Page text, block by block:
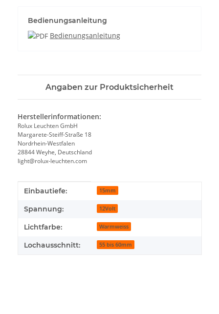
Bedienungsanleitung
Bedienungsanleitung
Angaben zur Produktsicherheit
Herstellerinformationen:
Rolux Leuchten GmbH
Margarete-Steiff-Straße 18
Nordrhein-Westfalen
28844 Weyhe, Deutschland
light@rolux-leuchten.com
Produkteigenschaft
Wert
Einbautiefe: 15mm
Spannung: 12Volt
Lichtfarbe: Warmweiss
Lochausschnitt: 55 bis 60mm